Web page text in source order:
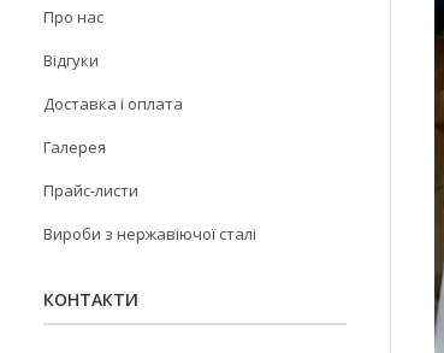
Про нас
Відгуки
Доставка і оплата
Галерея
Прайс-листи
Вироби з нержавіючої сталі
КОНТАКТИ